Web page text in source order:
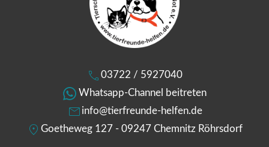
03722 / 5927040
Whatsapp-Channel beitreten
info@tierfreunde-helfen.de
Goetheweg 127 - 09247 Chemnitz Röhrsdorf